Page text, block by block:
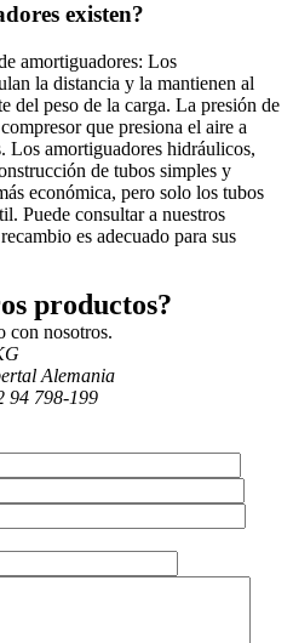
existen?
amortiguadores: Los
la distancia y la mantienen al
del peso de la carga. La presión de
que presiona el aire a
Los amortiguadores hidráulicos,
de tubos simples y
económica, pero solo los tubos
Puede consultar a nuestros
es adecuado para sus
productos?
con nosotros.
Alemania
94 798-199